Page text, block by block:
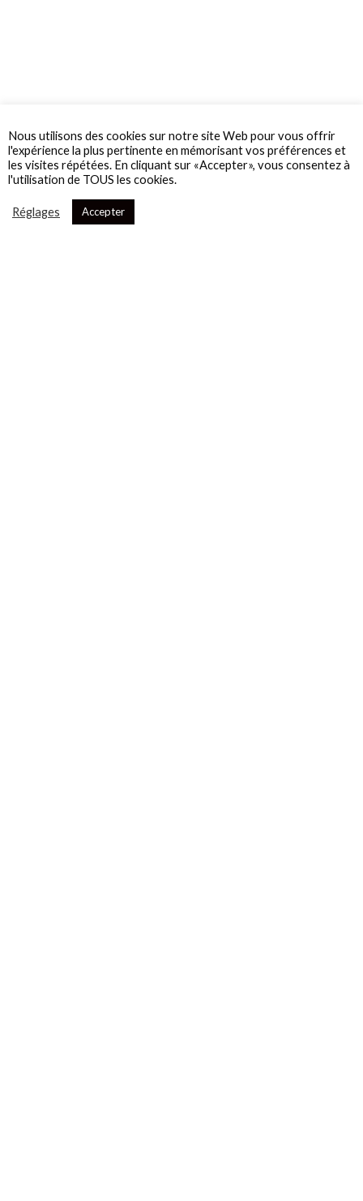
Nous utilisons des cookies sur notre site Web pour vous offrir
l'expérience la plus pertinente en mémorisant vos préférences et
les visites répétées. En cliquant sur «Accepter», vous consentez à
l'utilisation de TOUS les cookies.
Réglages Accepter